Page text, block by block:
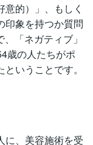
的）」、もしく
印象を持つか質問
「ネガティブ」
歳の人たちがポ
いうことです。
に、美容施術を受